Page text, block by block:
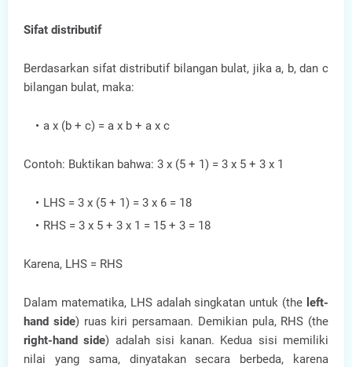
Sifat distributif
Berdasarkan sifat distributif bilangan bulat, jika a, b, dan c
bilangan bulat, maka:
a x (b + c) = a x b + a x c
Contoh: Buktikan bahwa: 3 x (5 + 1) = 3 x 5 + 3 x 1
LHS = 3 x (5 + 1) = 3 x 6 = 18
RHS = 3 x 5 + 3 x 1 = 15 + 3 = 18
Karena, LHS = RHS
Dalam matematika, LHS adalah singkatan untuk (the left-
hand side) ruas kiri persamaan. Demikian pula, RHS (the
right-hand side) adalah sisi kanan. Kedua sisi memiliki
nilai yang sama, dinyatakan secara berbeda, karena